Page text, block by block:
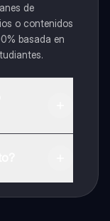
de
o contenidos
basada en